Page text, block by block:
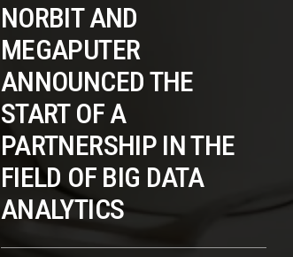
NORBIT AND
MEGAPUTER
ANNOUNCED THE
START OF A
PARTNERSHIP IN THE
FIELD OF BIG DATA
ANALYTICS